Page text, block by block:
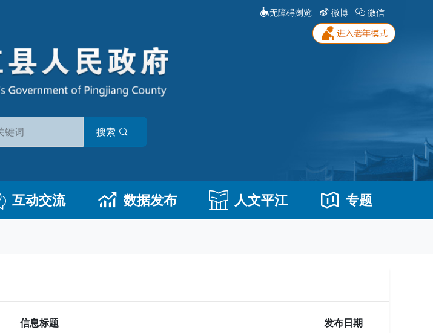
无障碍浏览 微博 微信
搜索
互动交流 数据发布 人文平江 专题
信息标题 发布日期